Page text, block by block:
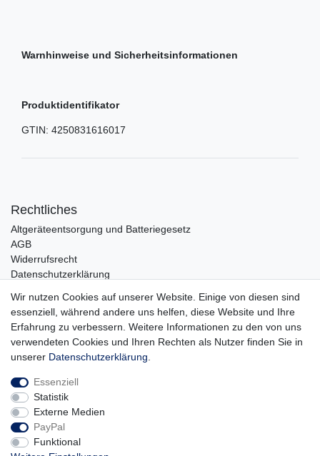
Warnhinweise und Sicherheitsinformationen
Produktidentifikator
GTIN: 4250831616017
Rechtliches
Altgeräteentsorgung und Batteriegesetz
AGB
Widerrufsrecht
Datenschutzerklärung
Impressum
Service
Zahlungsarten
Lieferung und Abholung
Unternehmen
Über uns
Karriere
Kontakt
Wir nutzen Cookies auf unserer Website. Einige von diesen sind
essenziell, während andere uns helfen, diese Website und Ihre
Erfahrung zu verbessern. Weitere Informationen zu den von uns
verwendeten Cookies und Ihren Rechten als Nutzer finden Sie in
unserer Daten­schutz­erklärung
Essenziell
Statistik
Externe Medien
PayPal
Funktional